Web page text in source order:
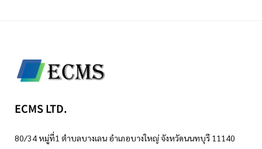
ECMS LTD.
80/34 หมู่ที่1 ตำบลบางเลน อำเภอบางใหญ่ จังหวัดนนทบุรี 11140